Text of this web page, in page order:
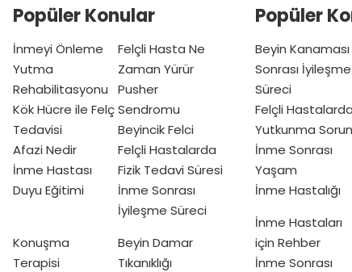
Popüler Konular
İnmeyi Önleme
Yutma
Rehabilitasyonu
Kök Hücre ile Felç
Tedavisi
Afazi Nedir
İnme Hastası
Duyu Eğitimi
Felçli Hasta Ne
Zaman Yürür
Pusher
Sendromu
Beyincik Felci
Felçli Hastalarda
Fizik Tedavi Süresi
İnme Sonrası
İyileşme Süreci
Konuşma
Terapisi
Beyin Damar
Tıkanıklığı
Popüler
Beyin Kanaması
Sonrası İyileşme
Süreci
Felçli Hastalarda
Yutkunma
İnme Sonrası
Yaşam
İnme Hastalığı
İnme Hastaları
için Rehber
İnme Sonrası